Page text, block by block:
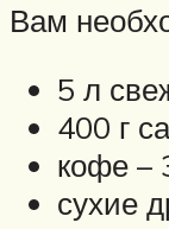
Вам
5 л
400 г
кофе –
сухие